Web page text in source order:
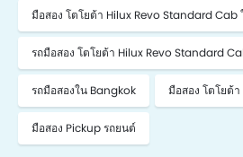
มือสอง โตโยต้า Hilux Revo Standard Cab
รถมือสอง โตโยต้า Hilux Revo Standard
รถมือสองใน Bangkok มือสอง โตโยต้
มือสอง Pickup รถยนต์